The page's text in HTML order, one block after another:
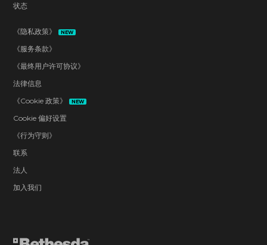
状态
《隐私政策》 NEW
《服务条款》
《最终用户许可协议》
法律信息
《Cookie 政策》
NEW
Cookie 偏好设置
《行为守则》
联系
法人
加入我们